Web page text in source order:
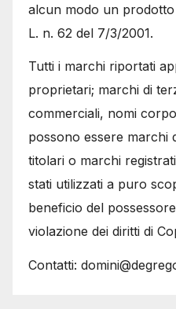
alcun modo un prodotto
L. n. 62 del 7/3/2001.
Tutti i marchi riportati
proprietari; marchi di
commerciali, nomi
possono essere marchi
titolari o marchi
stati utilizzati a puro
beneficio del
violazione dei diritti di
Contatti: